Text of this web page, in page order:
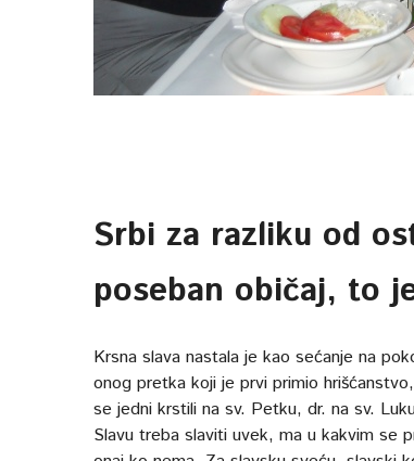
Srbi za razliku od
poseban običaj, to
Krsna slava nastala je kao sećanje na
onog pretka koji je prvi primio
se jedni krstili na sv. Petku, dr. na sv.
Slavu treba slaviti uvek, ma u kakvim se